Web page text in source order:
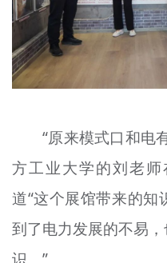
“原来模式口和电
方工业大学的刘老
道“这个展馆带来的知
到了电力发展的不易
识。”